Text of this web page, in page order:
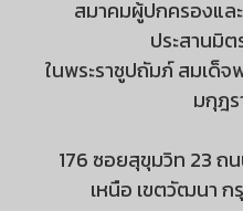
สมาคมผู้ปกครองแล
ประสานมิ
ในพระราชูปถัมภ์ สมเด็จ
มกุฎ
176 ซอยสุขุมวิท 23 ถ
เหนือ เขตวัฒนา ก